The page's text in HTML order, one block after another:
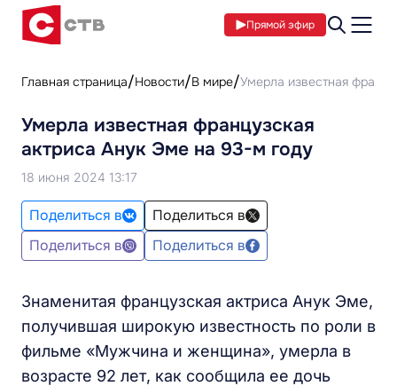
Прямой эфир
Главная страница Новости В мире Умерла известная
Умерла известная французская
актриса Анук Эме на 93-м году
18 июня 2024 13:17
Поделиться в
Поделиться в
Поделиться в
Поделиться в
Знаменитая французская актриса Анук Эме,
получившая широкую известность по роли в
фильме «Мужчина и женщина», умерла в
возрасте 92 лет, как сообщила ее дочь